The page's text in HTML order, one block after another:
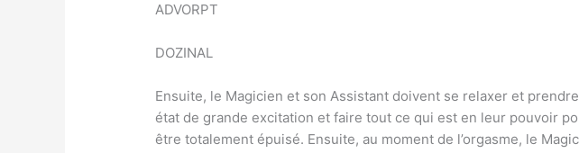
ADVORPT
DOZINAL
Ensuite, le Magicien et son Assistant doivent se relaxer et
état de grande excitation et faire tout ce qui est en leur pouvoir
être totalement épuisé. Ensuite, au moment de l’orgasme, le